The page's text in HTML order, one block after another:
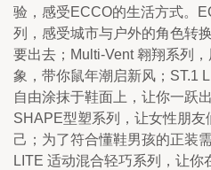
验，感受ECCO的生活方式。
列，感受城市与户外的角色转
要出去；Multi-Vent 翱翔系列
象，带你鼠年潮启新风；ST.1
自由涂抹于鞋面上，让你一跃
SHAPE型塑系列，让女性朋友
己；为了符合懂鞋男孩的正装
LITE 适动混合轻巧系列，让